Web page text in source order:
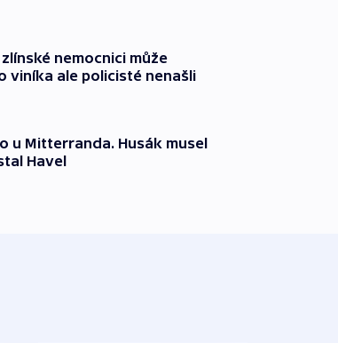
nemocnici může
viníka ale policisté nenašli
u Mitterranda. Husák musel
Havel